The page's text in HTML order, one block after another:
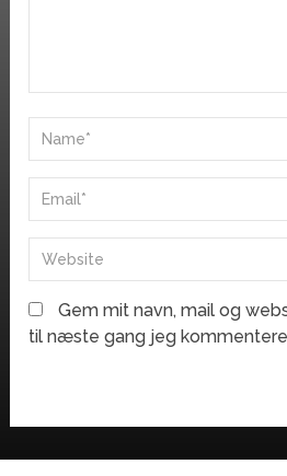
Gem mit navn, mail og
til næste gang jeg